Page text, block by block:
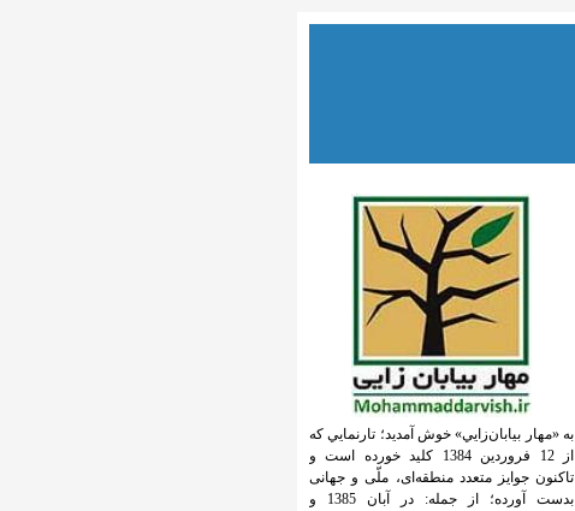
به «مهار بيابان‌زايي» خوش آمديد؛ تارنمايي كه
از 12 فروردین 1384 کلید خورده است و
تاکنون جوایز متعدد منطقه‌ای، ملّی و جهانی
بدست آورده؛ از جمله: در آبان 1385 و